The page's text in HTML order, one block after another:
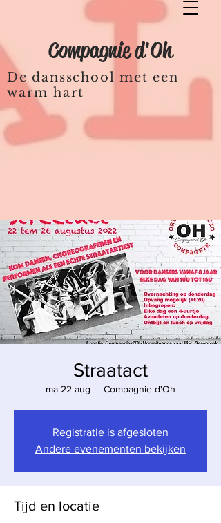
Compagnie d'Oh
De dansschool met een
warm hart
Straatact
ma 22 aug
  |
Compagnie d'Oh
Registratie is afgesloten
Andere evenementen bekijken
Tijd en locatie